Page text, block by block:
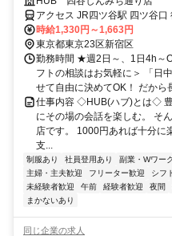
アクセス JR四ツ谷駅 四ツ谷口
歩1分
時給1,330円～1,663円
東京都東京23区新宿区
勤務時間 ★週2日～、1日4h
フトの相談はお気軽に＞ 「日
せて自由に決めてOK！ だから
仕事内容 ◇HUB(ハブ)とは◇
にその場の会話を楽しむ。 そ
店です。 1000円あれば十分に
支...
制服あり 社員登用あり 副業・Wワー
主婦・主夫歓迎
フリーター歓迎 シフ
未経験者歓迎
午前 経験者歓迎 夜間
まかないあり
同じ企業の求人